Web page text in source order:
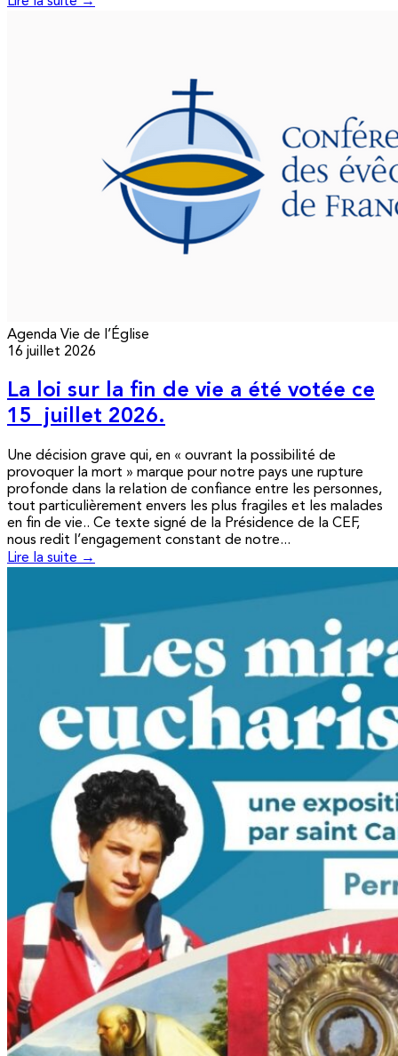
Agenda Vie de l’Église
16 juillet 2026
La loi sur la fin de vie a été votée ce
15 juillet 2026.
Une décision grave qui, en « ouvrant la possibilité de
provoquer la mort » marque pour notre pays une rupture
profonde dans la relation de confiance entre les personnes,
tout particulièrement envers les plus fragiles et les malades
en fin de vie.. Ce texte signé de la Présidence de la CEF,
nous redit l’engagement constant de notre...
Lire la suite →